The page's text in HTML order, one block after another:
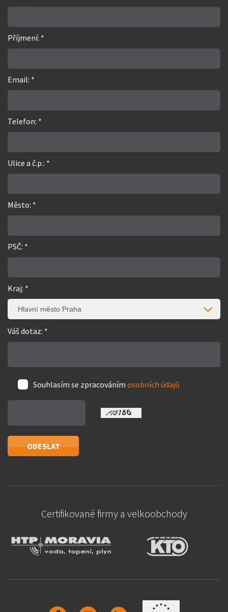
Příjmení: *
Email: *
Telefon: *
Ulice a č.p.: *
Město: *
PSČ: *
Kraj: *
Hlavní město Praha
Váš dotaz: *
Souhlasím se zpracováním osobních údajů
Certifikované firmy a velkoobchody